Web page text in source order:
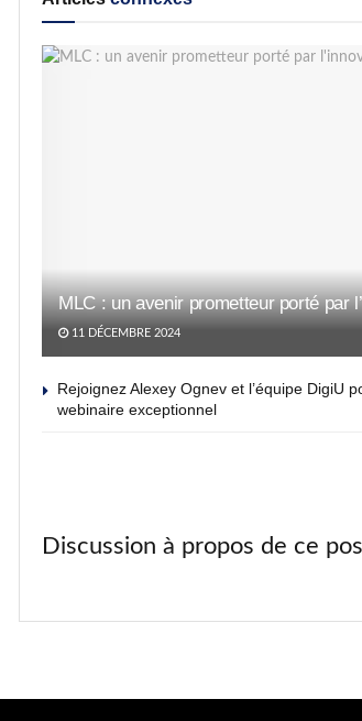
MLC : un avenir prometteur porté par
11 DÉCEMBRE 2024
Rejoignez Alexey Ognev et l’équipe DigiU
webinaire exceptionnel
Discussion à propos de ce